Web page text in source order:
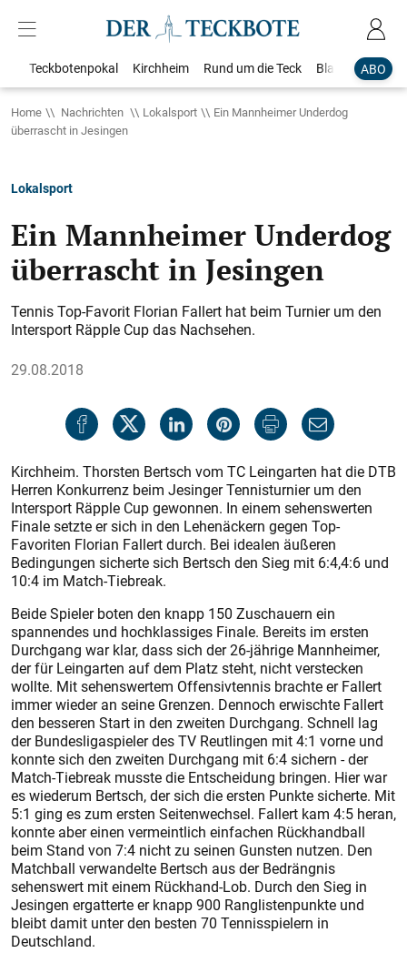
ABO
Teckbotenpokal Kirchheim Rund um die Teck Blaulicht
Home Nachrichten Lokalsport
Ein Mannheimer Underdog
überrascht in Jesingen
Lokalsport
Ein Mannheimer Underdog
überrascht in Jesingen
Tennis Top-Favorit Florian Fallert hat beim Turnier um den
Intersport Räpple Cup das Nachsehen.
29.08.2018
Kirchheim. Thorsten Bertsch vom TC Leingarten hat die DTB
Herren Konkurrenz beim Jesinger Tennisturnier um den
Intersport Räpple Cup gewonnen. In einem sehenswerten
Finale setzte er sich in den Lehenäckern gegen Top-
Favoriten Florian Fallert durch. Bei idealen äußeren
Bedingungen sicherte sich Bertsch den Sieg mit 6:4,4:6 und
10:4 im Match-Tiebreak.
Beide Spieler boten den knapp 150 Zuschauern ein
spannendes und hochklassiges Finale. Bereits im ersten
Durchgang war klar, dass sich der 26-jährige Mannheimer,
der für Leingarten auf dem Platz steht, nicht verstecken
wollte. Mit sehenswertem Offensivtennis brachte er Fallert
immer wieder an seine Grenzen. Dennoch erwischte Fallert
den besseren Start in den zweiten Durchgang. Schnell lag
der Bundesligaspieler des TV Reutlingen mit 4:1 vorne und
konnte sich den zweiten Durchgang mit 6:4 sichern - der
Match-Tiebreak musste die Entscheidung bringen. Hier war
es wiederum Bertsch, der sich die ersten Punkte sicherte. Mit
5:1 ging es zum ersten Seitenwechsel. Fallert kam 4:5 heran,
konnte aber einen vermeintlich einfachen Rückhandball
beim Stand von 7:4 nicht zu seinen Gunsten nutzen. Den
Matchball verwandelte Bertsch aus der Bedrängnis
sehenswert mit einem Rückhand-Lob. Durch den Sieg in
Jesingen ergatterte er knapp 900 Ranglistenpunkte und
bleibt damit unter den besten 70 Tennisspielern in
Deutschland.